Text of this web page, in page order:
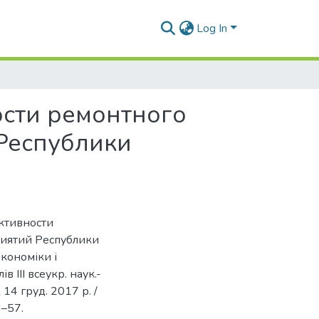
Log In
ремонтного
Республики
і
ІІІ всеукр. наук.-
14 груд. 2017 р. /